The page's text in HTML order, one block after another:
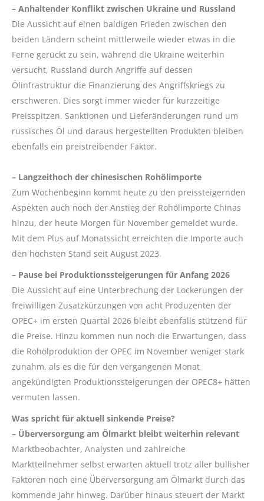
– Anhaltender Konflikt zwischen Ukraine und Russland
Die Aussicht auf einen baldigen Frieden zwischen den
beiden Ländern scheint mittlerweile wieder etwas in die
Ferne gerückt zu sein, während die Ukraine weiterhin
versucht, Russland durch Angriffe auf dessen
Ölinfrastruktur die Finanzierung des Angriffskriegs zu
erschweren. Dies sorgt immer wieder für kurzzeitige
Preisspitzen. Sanktionen und Lieferänderungen rund um
russisches Öl und daraus hergestellten Produkten bleiben
ebenfalls ein preistreibender Faktor.
– Langzeithoch der chinesischen Rohölimporte
Zum Wochenbeginn kommt heute zu den preissteigernden
Aspekten auch noch der Anstieg der Rohölimporte Chinas
hinzu, der heute Morgen für November gemeldet wurde.
Mit dem Plus auf Monatssicht erreichten die Importe auch
den höchsten Stand seit August 2023.
– Pause bei Produktionssteigerungen für Anfang 2026
Die Aussicht auf eine Unterbrechung der Lockerungen der
freiwilligen Zusatzkürzungen von acht Produzenten der
OPEC+ im ersten Quartal 2026 bleibt ebenfalls stützend für
die Preise. Hinzu kommen nun noch die Erwartungen, dass
die Rohölproduktion der OPEC im November weniger stark
zunahm, als es die für den vergangenen Monat
angekündigten Produktionssteigerungen der OPEC8+ hätten
vermuten lassen.
Was spricht für aktuell sinkende Preise?
– Überversorgung am Ölmarkt bleibt weiterhin relevant
Marktbeobachter, Analysten und zahlreiche
Marktteilnehmer selbst erwarten aktuell trotz aller bullisher
Faktoren noch eine Überversorgung am Ölmarkt durch das
kommende Jahr hinweg. Darüber hinaus steuert der Markt